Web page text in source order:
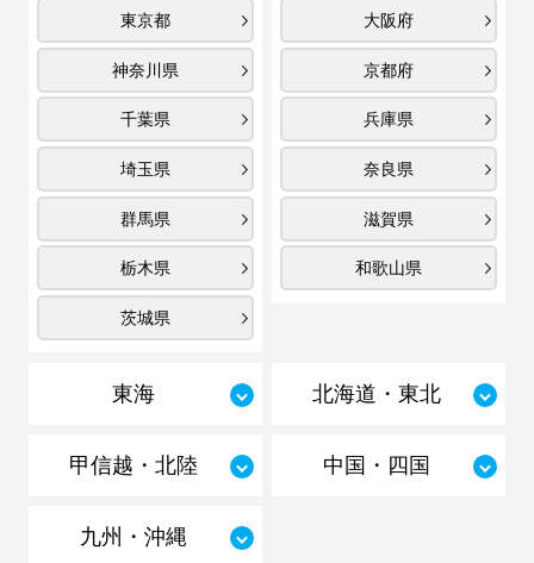
東京都
神奈川県
千葉県
埼玉県
群馬県
栃木県
茨城県
大阪府
京都府
兵庫県
奈良県
滋賀県
和歌山県
東海 北海道・東北
甲信越・北陸 中国・四国
九州・沖縄